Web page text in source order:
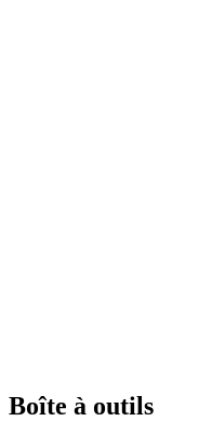
Boîte à outils